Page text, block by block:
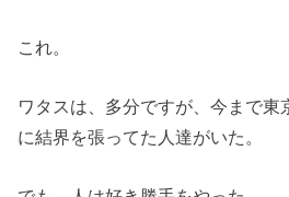
これ。
ワタスは、多分ですが、今まで東
に結界を張ってた人達がいた。